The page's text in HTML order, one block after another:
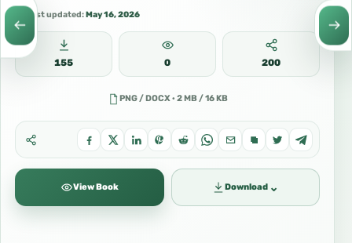
Last updated:May 16, 2026
155 0 200
PNG / DOCX · 2 MB / 16 KB
View Book Download ⌄